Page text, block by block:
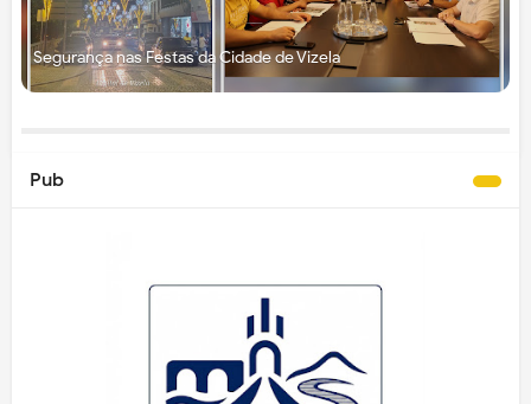
Segurança nas Festas da Cidade de Vizela
Pub